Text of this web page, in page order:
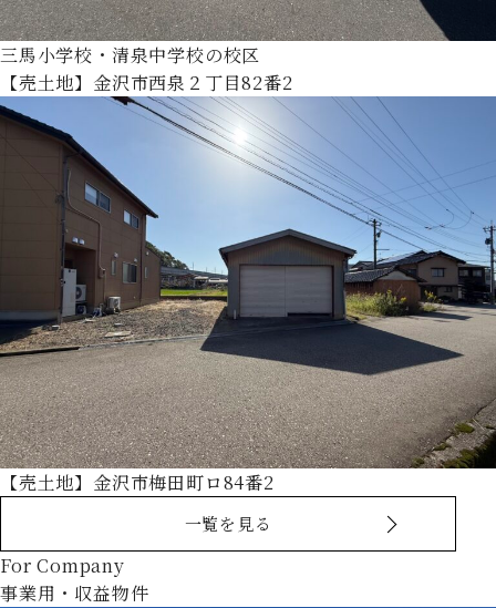
三馬小学校・清泉中学校の校区
【売土地】金沢市西泉２丁目82番2
【売土地】金沢市梅田町ロ84番2
一覧を見る
For Company
事業用・収益物件